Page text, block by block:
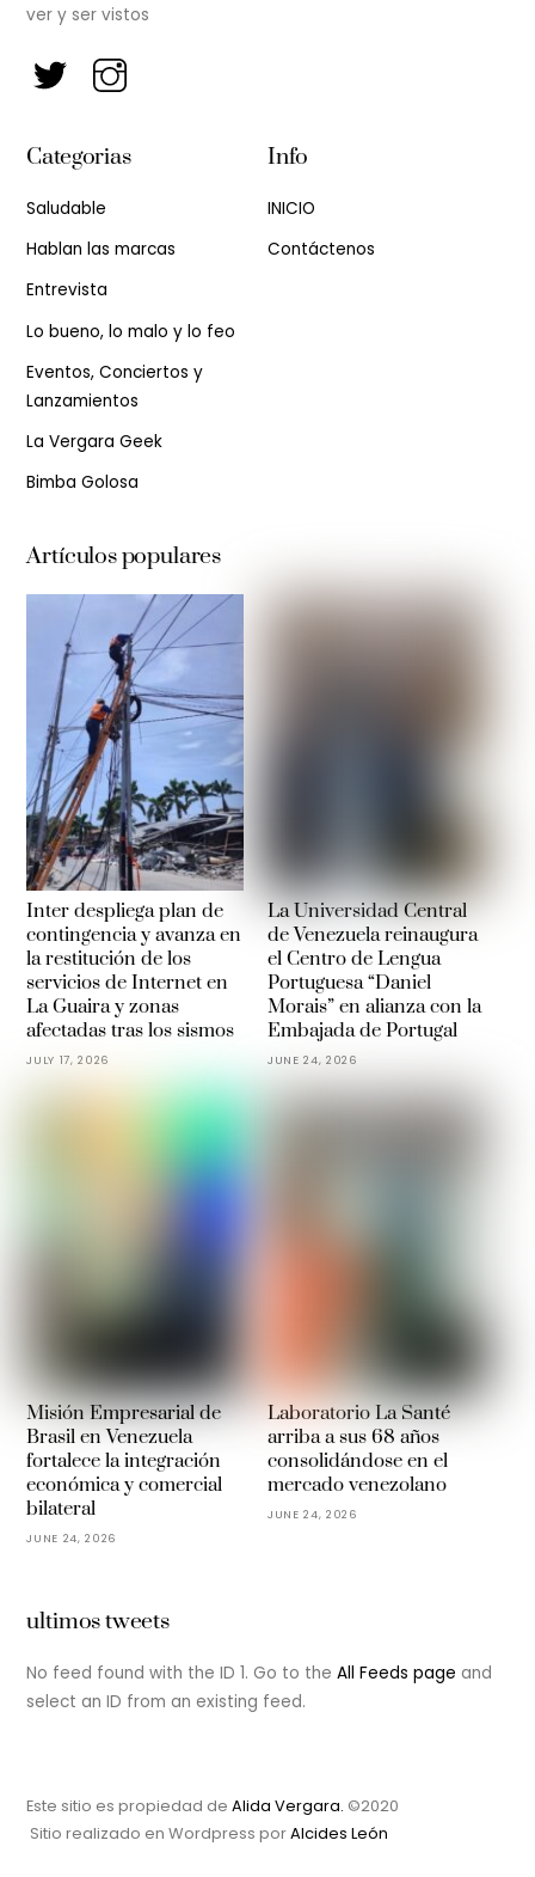
ver y ser vistos
Categorias
Saludable
Hablan las marcas
Entrevista
Lo bueno, lo malo y lo feo
Eventos, Conciertos y
Lanzamientos
La Vergara Geek
Bimba Golosa
Info
INICIO
Contáctenos
Artículos populares
Inter despliega plan de
contingencia y avanza en
la restitución de los
servicios de Internet en
La Guaira y zonas
afectadas tras los sismos
JULY 17, 2026
La Universidad Central
de Venezuela reinaugura
el Centro de Lengua
Portuguesa “Daniel
Morais” en alianza con la
Embajada de Portugal
JUNE 24, 2026
Misión Empresarial de
Brasil en Venezuela
fortalece la integración
económica y comercial
bilateral
JUNE 24, 2026
Laboratorio La Santé
arriba a sus 68 años
consolidándose en el
mercado venezolano
JUNE 24, 2026
ultimos tweets
No feed found with the ID 1. Go to theAll Feeds page and
select an ID from an existing feed.
Este sitio es propiedad deAlida Vergara. ©2020
Sitio realizado en Wordpress porAlcides León